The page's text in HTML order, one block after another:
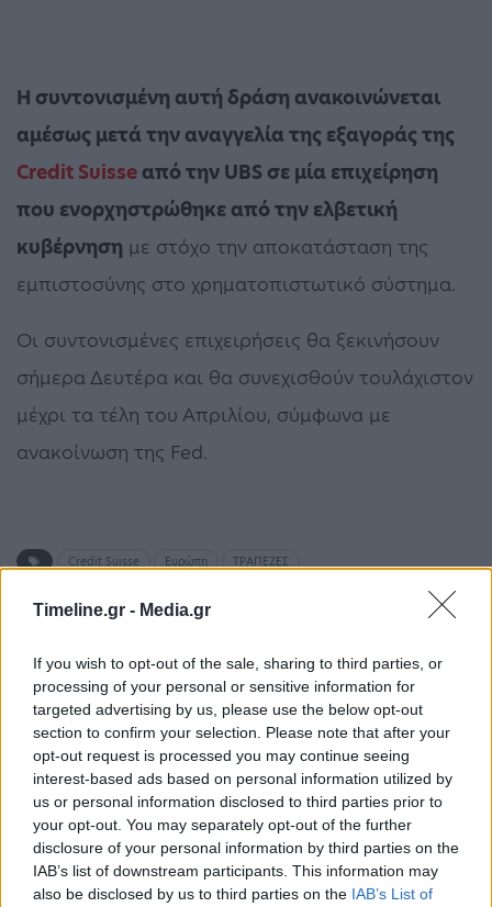
Timeline.gr - Media.gr
If you wish to opt-out of the sale, sharing to third parties, or
processing of your personal or sensitive information for
targeted advertising by us, please use the below opt-out
section to confirm your selection. Please note that after your
opt-out request is processed you may continue seeing
interest-based ads based on personal information utilized by
us or personal information disclosed to third parties prior to
your opt-out. You may separately opt-out of the further
disclosure of your personal information by third parties on the
IAB’s list of downstream participants. This information may
also be disclosed by us to third parties on the IAB’s List of
Η συντονισμένη αυτή δράση ανακοινώνεται
αμέσως μετά την αναγγελία της εξαγοράς της
Credit Suisse από την UBS σε μία επιχείρηση
που ενορχηστρώθηκε από την ελβετική
κυβέρνηση με στόχο την αποκατάσταση της
εμπιστοσύνης στο χρηματοπιστωτικό σύστημα.
Οι συντονισμένες επιχειρήσεις θα ξεκινήσουν
σήμερα Δευτέρα και θα συνεχισθούν τουλάχιστον
μέχρι τα τέλη του Απριλίου, σύμφωνα με
ανακοίνωση της Fed.
Credit Suisse Ευρώπη ΤΡΑΠΕΖΕΣ
Θεσσαλονίκη –
Δολοφονία Άλκη
Καμπανού: Καταθέτει
σήμερα η ιατροδικαστής
Αγία Μαρίνα: Σοβαρό
τροχαίο στην παραλιακή
προς τη Βάρη – Οι
δρόμοι που
σημειώνονται
καθυστερήσεις
Μπορεί επίσης να σε ενδιαφέρει